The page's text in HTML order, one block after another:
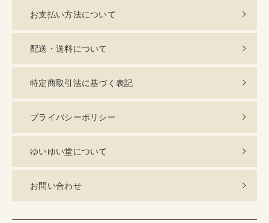
お支払い方法について
配送・送料について
特定商取引法に基づく表記
プライバシーポリシー
ゆいゆい堂について
お問い合わせ